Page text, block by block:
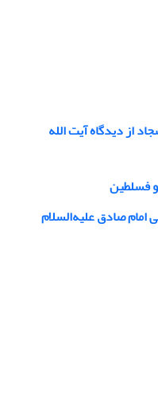
از دیدگاه آیت الله
فسلطین
صادق علیه‌السلام